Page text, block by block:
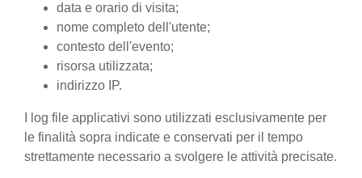
data e orario di visita;
nome completo dell'utente;
contesto dell'evento;
risorsa utilizzata;
indirizzo IP.
I log file applicativi sono utilizzati esclusivamente per
le finalità sopra indicate e conservati per il tempo
strettamente necessario a svolgere le attività precisate.